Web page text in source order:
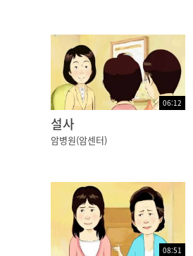
06:12
설사
암병원(암센터)
08:51